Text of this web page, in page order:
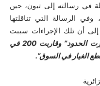
في رسالته إلى تبون، حين
وفي الرسالة التي تناقلتها
إلى أن تلك الإجراءات سببت
“تجاوزت الحدود” وقاربت 200 في
الغيار في السوق”.